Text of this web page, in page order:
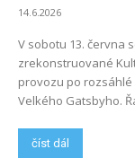
14.6.2026
V sobotu 13. června
zrekonstruované
provozu po rozsáhlé
Velkého Gatsbyho.
číst dál